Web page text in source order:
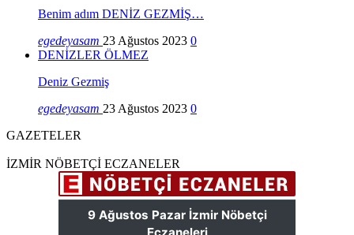
Benim adım DENİZ GEZMİŞ…
egedeyasam 23 Ağustos 2023 0
DENİZLER ÖLMEZ
Deniz Gezmiş
egedeyasam 23 Ağustos 2023 0
GAZETELER
İZMİR NÖBETÇİ ECZANELER